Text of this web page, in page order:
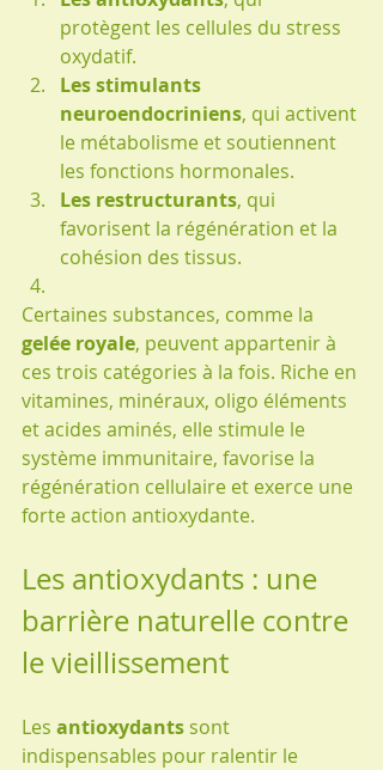
protègent les cellules du stress
oxydatif.
Les stimulants
neuroendocriniens, qui activent
le métabolisme et soutiennent
les fonctions hormonales.
Les restructurants, qui
favorisent la régénération et la
cohésion des tissus.
Certaines substances, comme la
gelée royale, peuvent appartenir à
ces trois catégories à la fois. Riche en
vitamines, minéraux, oligo éléments
et acides aminés, elle stimule le
système immunitaire, favorise la
régénération cellulaire et exerce une
forte action antioxydante.
Les antioxydants : une
barrière naturelle contre
le vieillissement
Les antioxydants sont
indispensables pour ralentir le